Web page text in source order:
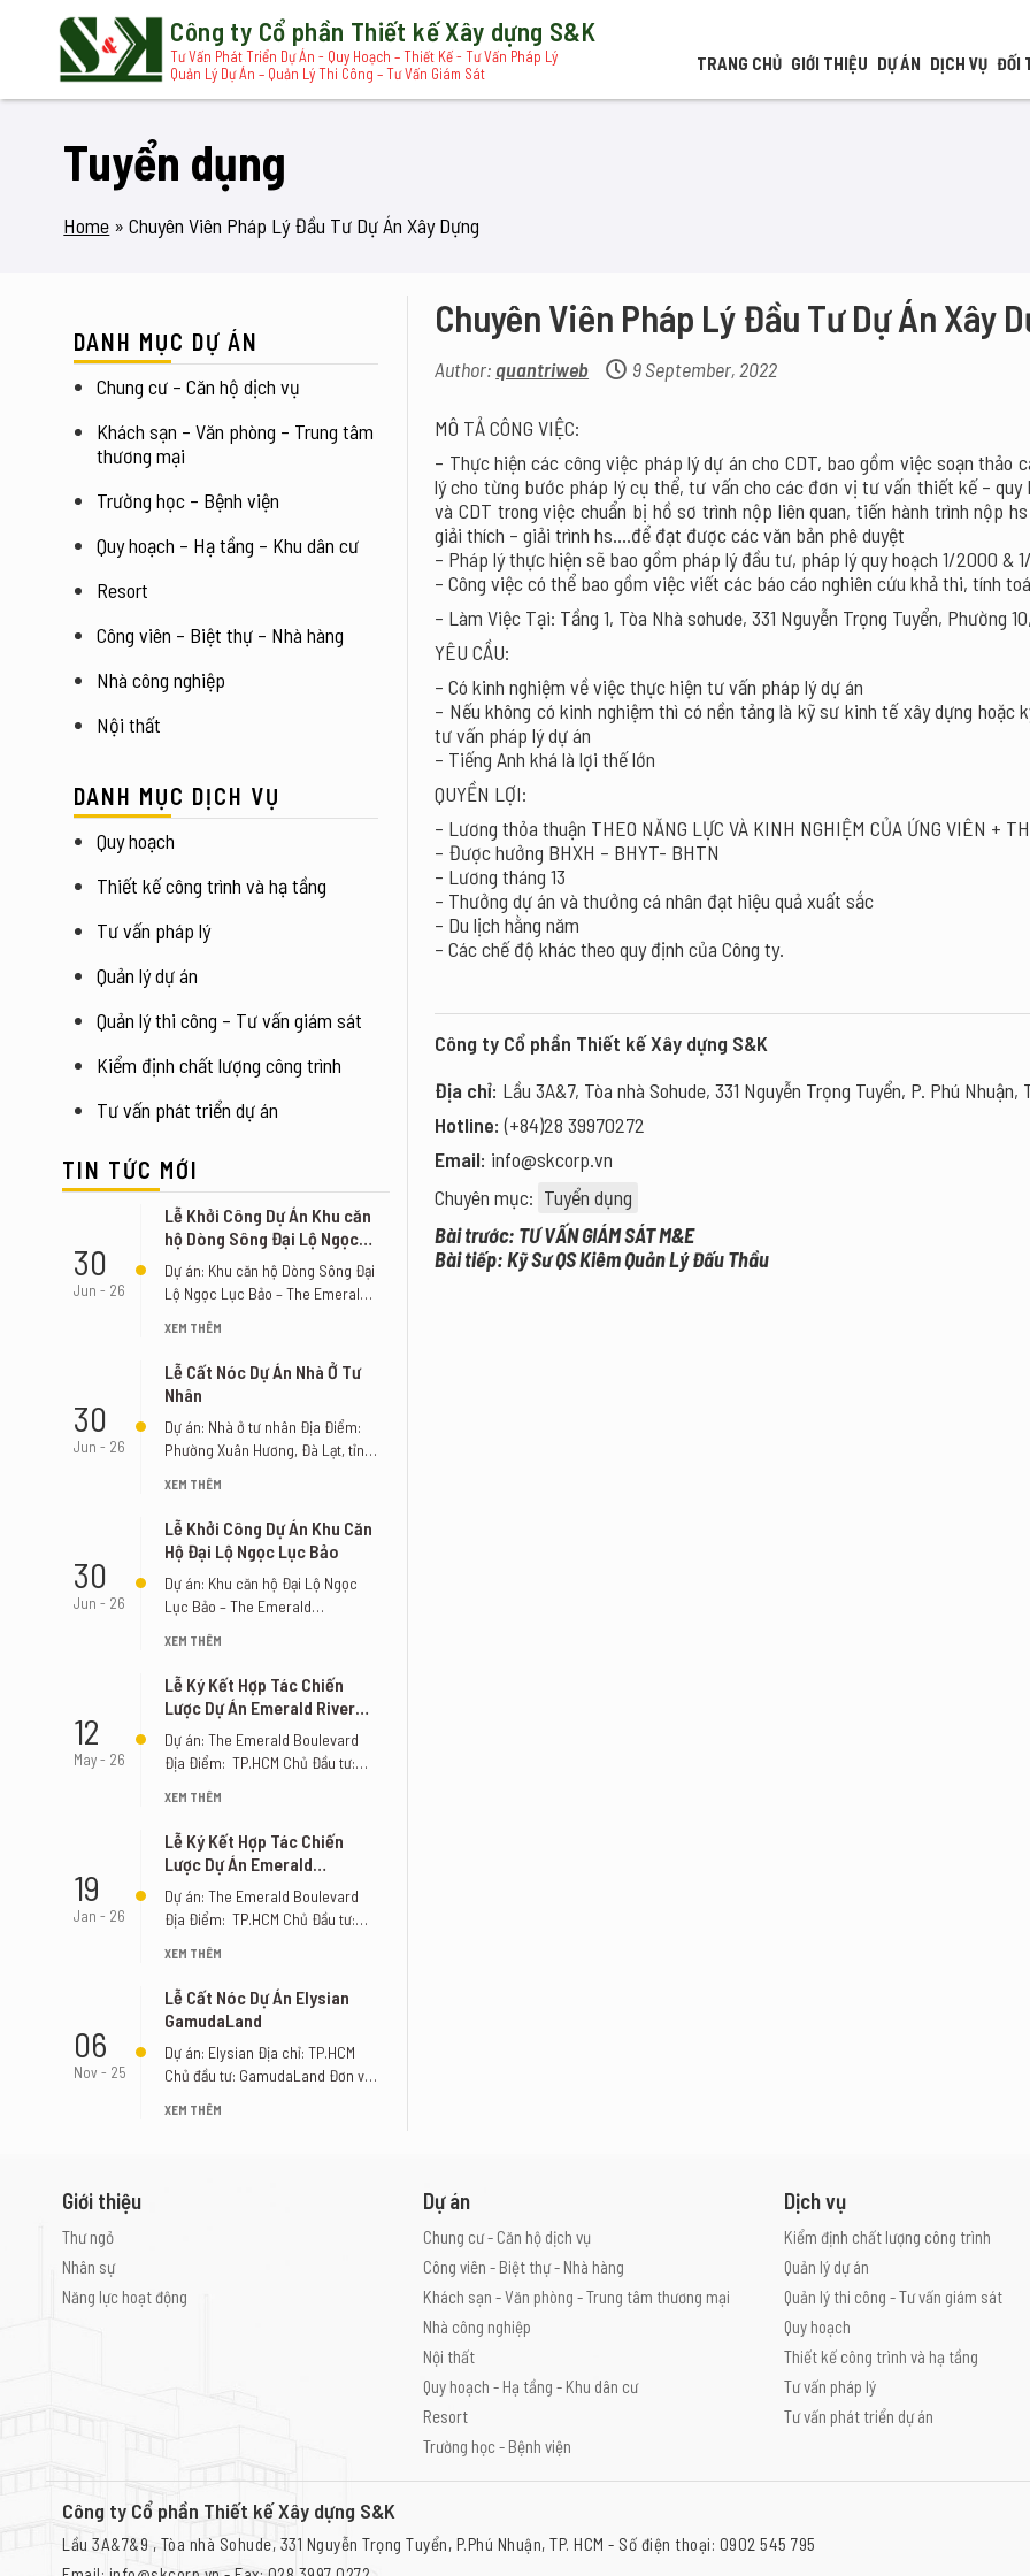
Công ty Cổ phần Thiết kế Xây dựng S&K
Tư Vấn Phát Triển Dự Án - Quy Hoạch – Thiết Kế - Tư Vấn Pháp Lý
Quản Lý Dự Án – Quản Lý Thi Công – Tư Vấn Giám Sát
TRANG CHỦ GIỚI THIỆU DỰ ÁN DỊCH VỤ ĐỐI
Tuyển dụng
Home »Chuyên Viên Pháp Lý Đầu Tư Dự Án Xây Dựng
DANH MỤC DỰ ÁN
Chung cư – Căn hộ dịch vụ
Khách sạn – Văn phòng – Trung tâm
thương mại
Trường học – Bệnh viện
Quy hoạch – Hạ tầng – Khu dân cư
Resort
Công viên – Biệt thự – Nhà hàng
Nhà công nghiệp
Nội thất
DANH MỤC DỊCH VỤ
Quy hoạch
Thiết kế công trình và hạ tầng
Tư vấn pháp lý
Quản lý dự án
Quản lý thi công – Tư vấn giám sát
Kiểm định chất lượng công trình
Tư vấn phát triển dự án
TIN TỨC MỚI
30
Jun - 26
Lễ Khởi Công Dự Án Khu căn
hộ Dòng Sông Đại Lộ Ngọc
Lục Bảo – The Emerald River
Park
Dự án: Khu căn hộ Dòng Sông Đại
Lộ Ngọc Lục Bảo – The Emerald
XEM THÊM
30
Jun - 26
Lễ Cất Nóc Dự Án Nhà Ở Tư
Nhân
Dự án: Nhà ở tư nhân Địa Điểm:
Phường Xuân Hương, Đà Lạt, tỉnh
XEM THÊM
30
Jun - 26
Lễ Khởi Công Dự Án Khu Căn
Hộ Đại Lộ Ngọc Lục Bảo
Dự án: Khu căn hộ Đại Lộ Ngọc
Lục Bảo – The Emerald
XEM THÊM
12
May - 26
Lễ Ký Kết Hợp Tác Chiến
Lược Dự Án Emerald River
Park
Dự án: The Emerald Boulevard
Địa Điểm: TP.HCM Chủ Đầu tư:
XEM THÊM
19
Jan - 26
Lễ Ký Kết Hợp Tác Chiến
Lược Dự Án Emerald
Boulevard
Dự án: The Emerald Boulevard
Địa Điểm: TP.HCM Chủ Đầu tư:
XEM THÊM
06
Nov - 25
Lễ Cất Nóc Dự Án Elysian
GamudaLand
Dự án: Elysian Địa chỉ: TP.HCM
Chủ đầu tư: GamudaLand Đơn vị
XEM THÊM
Chuyên Viên Pháp Lý Đầu Tư Dự Án Xây
Author: quantriweb 9 September, 2022
MÔ TẢ CÔNG VIỆC:
– Thực hiện các công việc pháp lý dự án cho CDT, bao gồm việc soạn
lý cho từng bước pháp lý cụ thể, tư vấn cho các đơn vị tư vấn thiết kế –
và CDT trong việc chuẩn bị hồ sơ trình nộp liên quan, tiến hành trình nộp
giải thích – giải trình hs….để đạt được các văn bản phê duyệt
– Pháp lý thực hiện sẽ bao gồm pháp lý đầu tư, pháp lý quy hoạch 1/2000 &
– Công việc có thể bao gồm việc viết các báo cáo nghiên cứu khả thi, tính
– Làm Việc Tại: Tầng 1, Tòa Nhà sohude, 331 Nguyễn Trọng Tuyển, Phường
YÊU CẦU:
– Có kinh nghiệm về việc thực hiện tư vấn pháp lý dự án
– Nếu không có kinh nghiệm thì có nền tảng là kỹ sư kinh tế xây dựng
tư vấn pháp lý dự án
– Tiếng Anh khá là lợi thế lớn
QUYỀN LỢI:
– Lương thỏa thuận THEO NĂNG LỰC VÀ KINH NGHIỆM CỦA ỨNG VIÊN +
– Được hưởng BHXH – BHYT- BHTN
– Lương tháng 13
– Thưởng dự án và thưởng cá nhân đạt hiệu quả xuất sắc
– Du lịch hằng năm
– Các chế độ khác theo quy định của Công ty.
Công ty Cổ phần Thiết kế Xây dựng S&K
Địa chỉ: Lầu 3A&7, Tòa nhà Sohude, 331 Nguyễn Trọng Tuyển, P. Phú Nhuận,
Hotline:(+84)28 39970272
Email: info@skcorp.vn
Chuyên mục: Tuyển dụng
Bài trước: TƯ VẤN GIÁM SÁT M&E
Bài tiếp: Kỹ Sư QS Kiêm Quản Lý Đấu Thầu
Giới thiệu
Thư ngỏ
Nhân sự
Năng lực hoạt động
Dự án
Chung cư - Căn hộ dịch vụ
Công viên - Biệt thự - Nhà hàng
Khách sạn - Văn phòng - Trung tâm thương mại
Nhà công nghiệp
Nội thất
Quy hoạch - Hạ tầng - Khu dân cư
Resort
Trường học - Bệnh viện
Dịch vụ
Kiểm định chất lượng công trình
Quản lý dự án
Quản lý thi công - Tư vấn giám sát
Quy hoạch
Thiết kế công trình và hạ tầng
Tư vấn pháp lý
Tư vấn phát triển dự án
Công ty Cổ phần Thiết kế Xây dựng S&K
Lầu 3A&7&9 , Tòa nhà Sohude, 331 Nguyễn Trọng Tuyển, P.Phú Nhuận, TP. HCM - Số điện thoại: 0902 545 795